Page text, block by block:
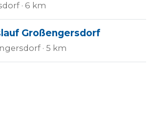
· 6 km
Großengersdorf
· 5 km